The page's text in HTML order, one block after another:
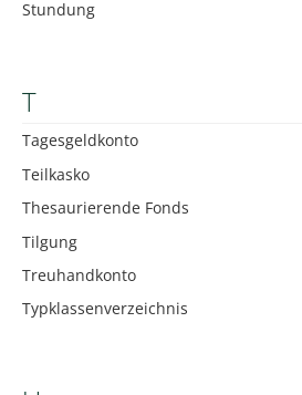
Stundung
T
Tagesgeldkonto
Teilkasko
Thesaurierende Fonds
Tilgung
Treuhandkonto
Typklassenverzeichnis